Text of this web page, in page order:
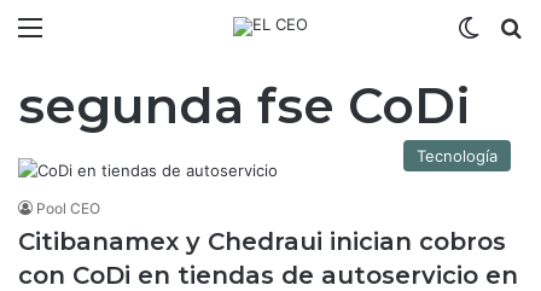
segunda fse CoDi
Tecnología
Pool CEO
Citibanamex y Chedraui inician cobros
con CoDi en tiendas de autoservicio en